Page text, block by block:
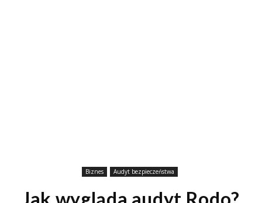
Biznes Audyt bezpieczeństwa